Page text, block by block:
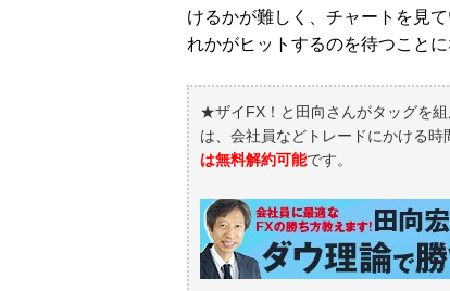
けるかが難しく、チャートを見
れかがヒットするのを待つことに
★ザイFX！と田向さんがタッグを
は、会社員などトレードにかける
は無料解約可能です。